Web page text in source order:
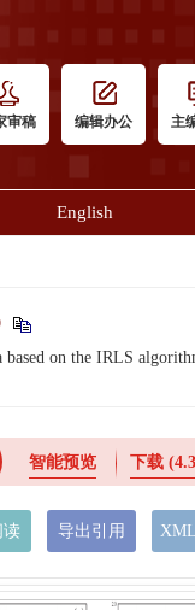
审稿 编辑办公 主
English
on the IRLS
智能预览 下载
读 导出引用